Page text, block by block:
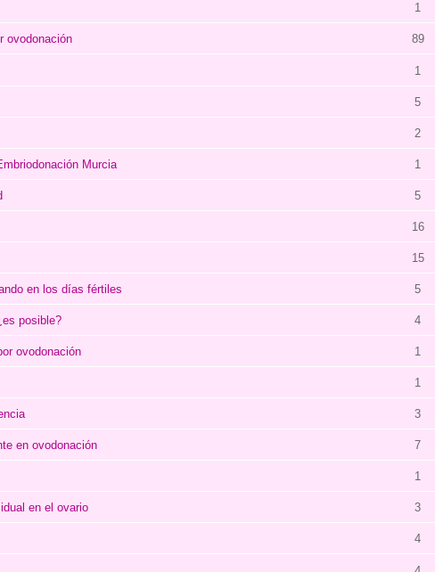
1
ovodonación 89
1
5
2
Murcia 1
5
16
15
en los días fértiles 5
posible? 4
ovodonación 1
1
3
en ovodonación 7
1
en el ovario 3
4